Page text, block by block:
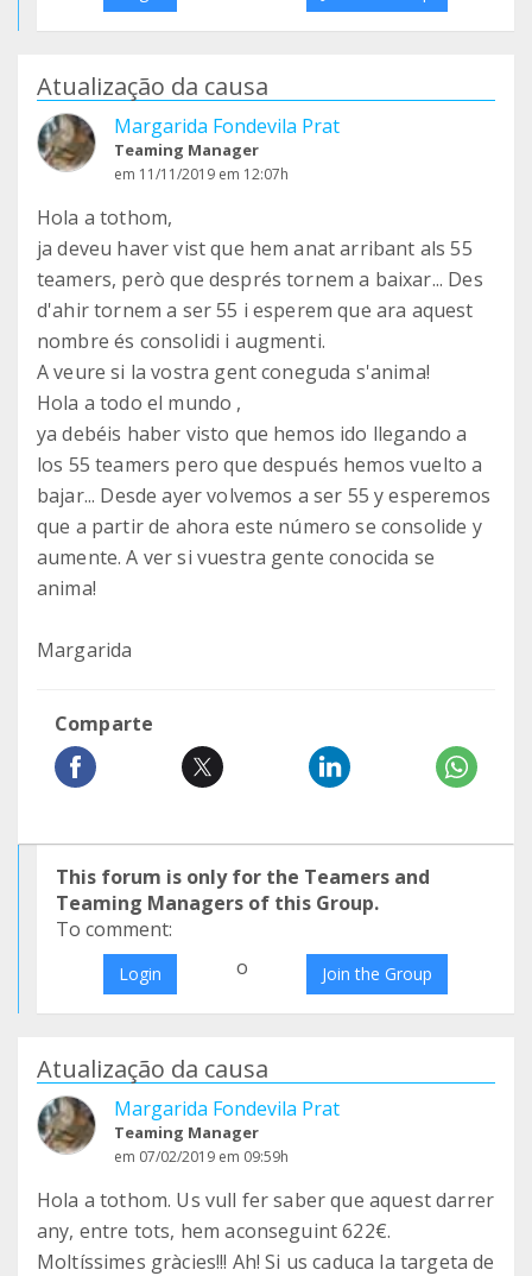
Atualização da causa
Margarida Fondevila Prat
Teaming Manager
em 11/11/2019 em 12:07h
Hola a tothom,
ja deveu haver vist que hem anat arribant als 55
teamers, però que després tornem a baixar... Des
d'ahir tornem a ser 55 i esperem que ara aquest
nombre és consolidi i augmenti.
A veure si la vostra gent coneguda s'anima!
Hola a todo el mundo ,
ya debéis haber visto que hemos ido llegando a
los 55 teamers pero que después hemos vuelto a
bajar... Desde ayer volvemos a ser 55 y esperemos
que a partir de ahora este número se consolide y
aumente. A ver si vuestra gente conocida se
anima!
Margarida
Comparte
This forum is only for the Teamers and
Teaming Managers of this Group.
To comment:
Login o Join the Group
Atualização da causa
Margarida Fondevila Prat
Teaming Manager
em 07/02/2019 em 09:59h
Hola a tothom. Us vull fer saber que aquest darrer
any, entre tots, hem aconseguint 622€.
Moltíssimes gràcies!!! Ah! Si us caduca la targeta de